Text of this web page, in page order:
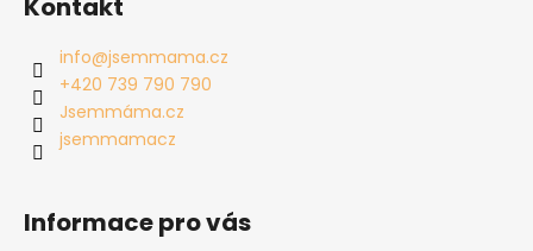
Kontakt
info@jsemmama.cz
+420 739 790 790
Jsemmáma.cz
jsemmamacz
Informace pro vás